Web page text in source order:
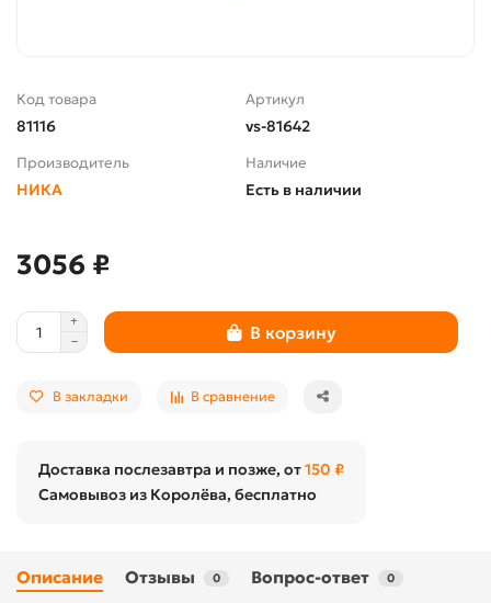
Код товара
81116
Артикул
vs-81642
Производитель
НИКА
Наличие
Есть в наличии
3056 ₽
В корзину
В закладки В сравнение
Доставка послезавтра и позже, от150 ₽
Самовывоз из Королёва, бесплатно
Описание Отзывы 0 Вопрос-ответ 0